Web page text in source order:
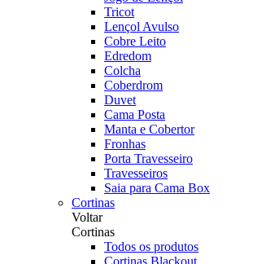
Tricot
Lençol Avulso
Cobre Leito
Edredom
Colcha
Coberdrom
Duvet
Cama Posta
Manta e Cobertor
Fronhas
Porta Travesseiro
Travesseiros
Saia para Cama Box
Cortinas
Voltar
Cortinas
Todos os produtos
Cortinas Blackout